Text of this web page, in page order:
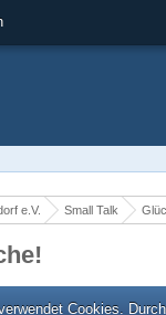
e.V. Small Talk
Cookies.